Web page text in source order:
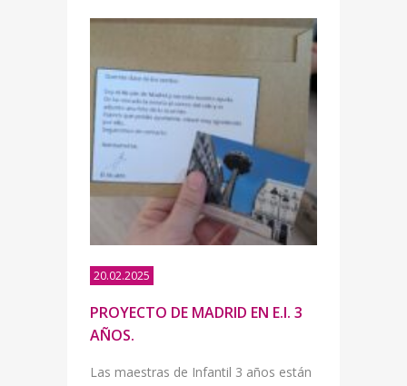
20.02.2025
PROYECTO DE MADRID EN E.I. 3
AÑOS.
Las maestras de Infantil 3 años están